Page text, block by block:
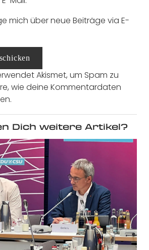
mich über neue Beiträge via E-
Akismet, um Spam zu
wie deine Kommentardaten
Dich weitere Artikel?